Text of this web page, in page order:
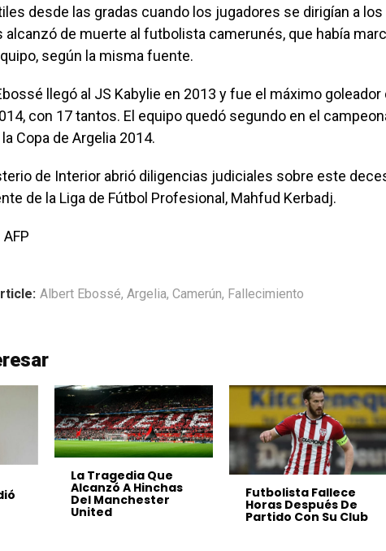
desde las gradas cuando los jugadores se dirigían a
alcanzó de muerte al futbolista camerunés, que había
según la misma fuente.
llegó al JS Kabylie en 2013 y fue el máximo
con 17 tantos. El equipo quedó segundo en el
Copa de Argelia 2014.
de Interior abrió diligencias judiciales sobre este
de la Liga de Fútbol Profesional, Mahfud Kerbadj.
Albert Ebossé, Argelia, Camerún, Fallecimiento
La Tragedia Que
Alcanzó A Hinchas
Del Manchester
United
Futbolista Fallece
Horas Después De
Partido Con Su Club